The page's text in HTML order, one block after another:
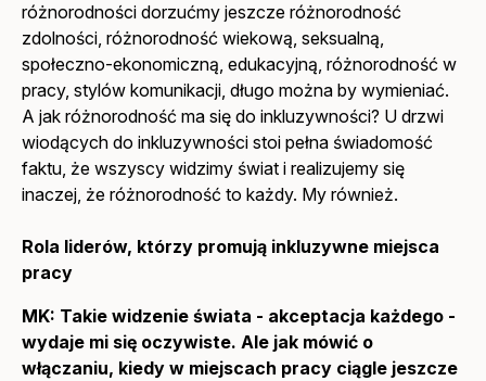
różnorodności dorzućmy jeszcze różnorodność
zdolności, różnorodność wiekową, seksualną,
społeczno-ekonomiczną, edukacyjną, różnorodność w
pracy, stylów komunikacji, długo można by wymieniać.
A jak różnorodność ma się do inkluzywności? U drzwi
wiodących do inkluzywności stoi pełna świadomość
faktu, że wszyscy widzimy świat i realizujemy się
inaczej, że różnorodność to każdy. My również.
Rola liderów, którzy promują inkluzywne miejsca
pracy
MK: Takie widzenie świata - akceptacja każdego -
wydaje mi się oczywiste. Ale jak mówić o
włączaniu, kiedy w miejscach pracy ciągle jeszcze